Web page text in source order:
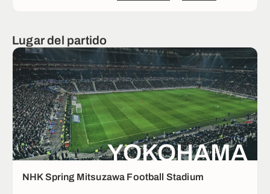
Lugar del partido
YOKOHAMA
NHK Spring Mitsuzawa Football Stadium